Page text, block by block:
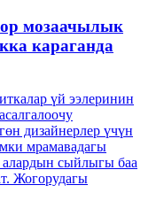
мозаачылык
караганда
үй ээлеринин
дизайнерлер үчүн
мрамавадагы
сыйлыгы баа
Жогорудагы